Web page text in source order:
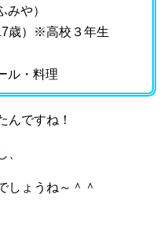
や）
歳）※高校３年生
ル・料理
んですね！
、
しょうね～＾＾